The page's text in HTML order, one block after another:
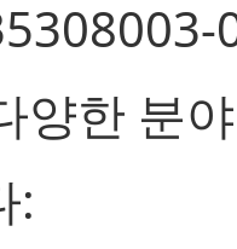
양한 분
: